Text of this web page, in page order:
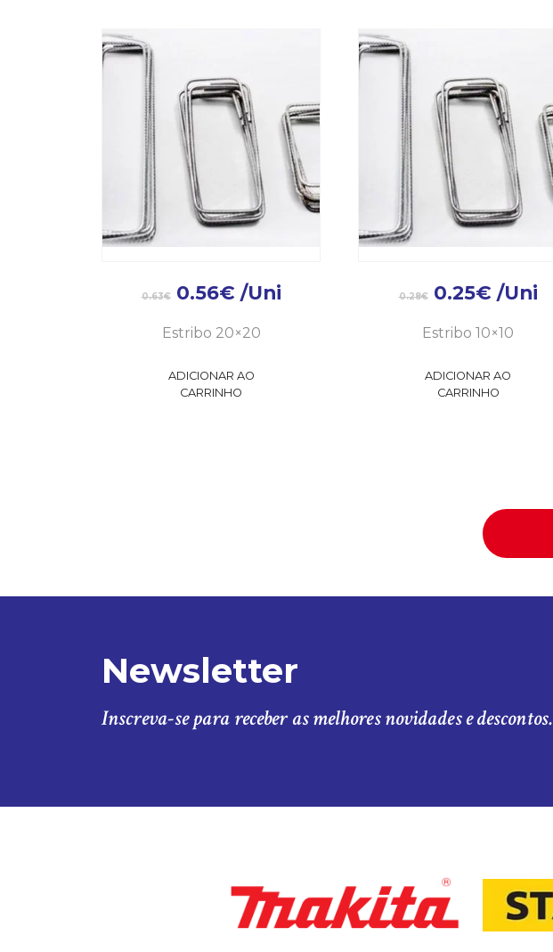
0.63€ 0.56€ /Uni
Estribo 20×20
ADICIONAR AO
CARRINHO
0.28€ 0.25€ /Uni
Estribo 10×10
ADICIONAR AO
CARRINHO
Newsletter
Inscreva-se para receber as melhores novidades e descontos.